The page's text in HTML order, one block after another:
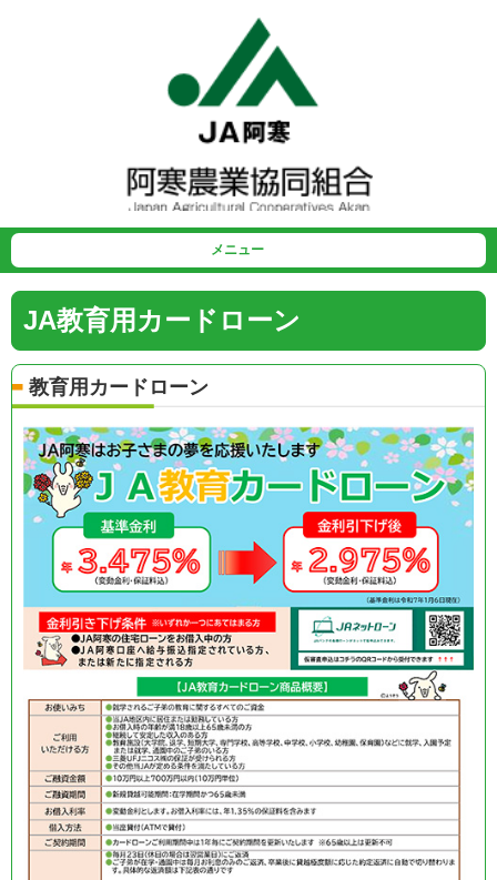
メニュー
JA教育用カードローン
教育用カードローン